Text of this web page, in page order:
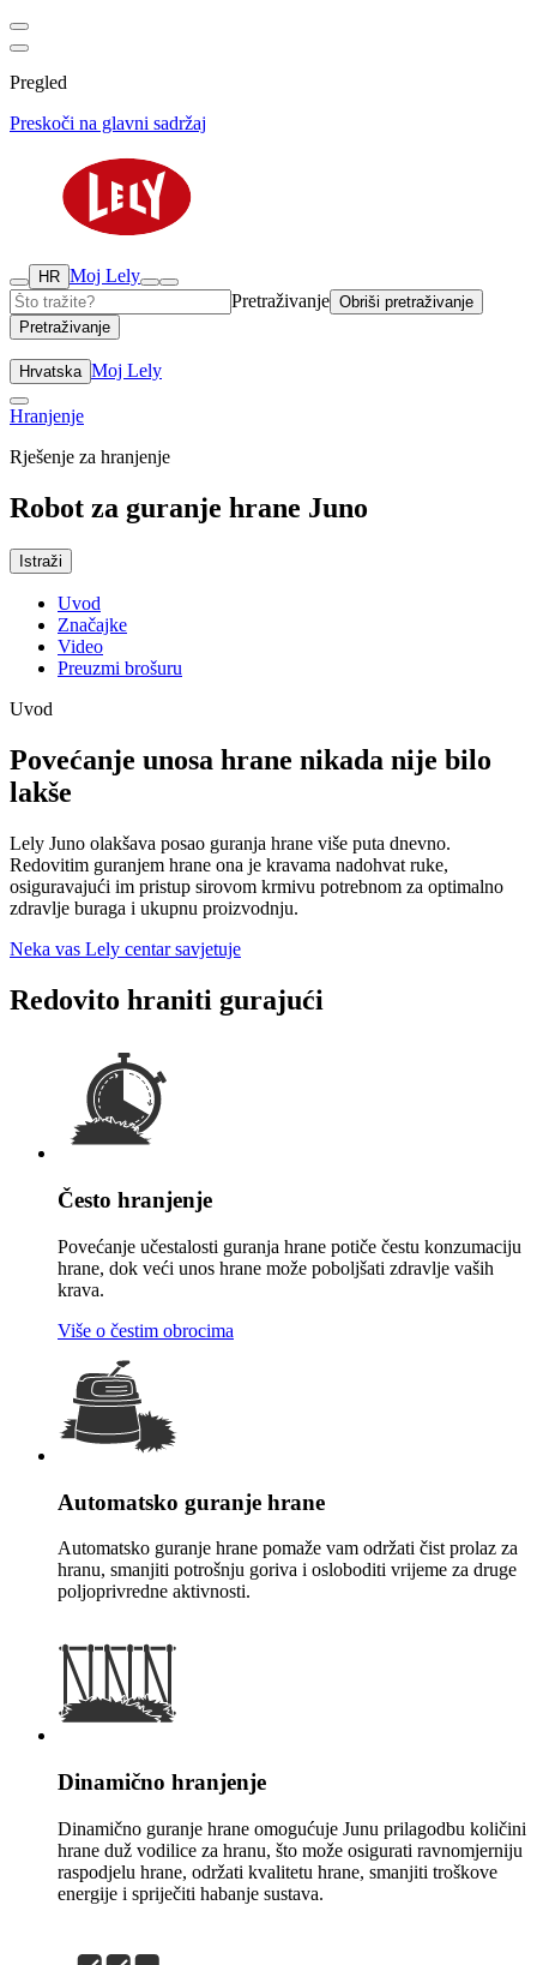
Pregled
Preskoči na glavni sadržaj
HR Moj Lely
Pretraživanje Obriši pretraživanje
Pretraživanje
Hrvatska Moj Lely
Hranjenje
Rješenje za hranjenje
Robot za guranje hrane Juno
Istraži
Uvod
Značajke
Video
Preuzmi brošuru
Uvod
Povećanje unosa hrane nikada nije bilo
lakše
Lely Juno olakšava posao guranja hrane više puta dnevno.
Redovitim guranjem hrane ona je kravama nadohvat ruke,
osiguravajući im pristup sirovom krmivu potrebnom za optimalno
zdravlje buraga i ukupnu proizvodnju.
Neka vas Lely centar savjetuje
Redovito hraniti gurajući
Često hranjenje
Povećanje učestalosti guranja hrane potiče čestu konzumaciju
hrane, dok veći unos hrane može poboljšati zdravlje vaših
krava.
Više o čestim obrocima
Automatsko guranje hrane
Automatsko guranje hrane pomaže vam održati čist prolaz za
hranu, smanjiti potrošnju goriva i osloboditi vrijeme za druge
poljoprivredne aktivnosti.
Dinamično hranjenje
Dinamično guranje hrane omogućuje Junu prilagodbu količini
hrane duž vodilice za hranu, što može osigurati ravnomjerniju
raspodjelu hrane, održati kvalitetu hrane, smanjiti troškove
energije i spriječiti habanje sustava.